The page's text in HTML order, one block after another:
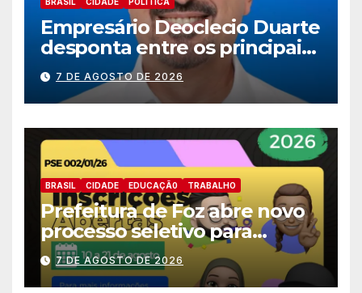
Empresário Deoclecio Duarte
desponta entre os principais
nomes do União Brasil para
deputado estadual
7 DE AGOSTO DE 2026
BRASIL CIDADE EDUCAÇÃ0 TRABALHO
Prefeitura de Foz abre novo
processo seletivo para
estagiários
7 DE AGOSTO DE 2026